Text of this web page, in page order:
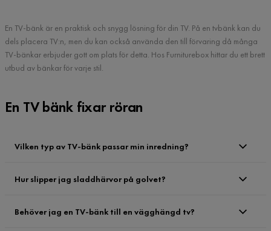
En TV-bänk är en praktisk och snygg lösning för din TV. På en tvbänk kan du
dels placera TV:n, men du kan också använda den till förvaring då många
TV-bänkar erbjuder gott om plats för detta. Hos Furniturebox hittar du ett brett
utbud av bänkar för varje stil.
En TV bänk fixar röran
Vilken typ av TV-bänk passar min inredning?
Hur slipper jag sladdhärvor på golvet?
Behöver jag en TV-bänk till en vägghängd tv?